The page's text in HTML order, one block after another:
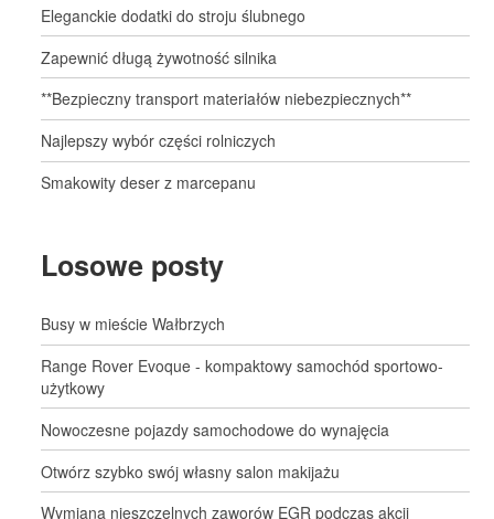
Eleganckie dodatki do stroju ślubnego
Zapewnić długą żywotność silnika
**Bezpieczny transport materiałów niebezpiecznych**
Najlepszy wybór części rolniczych
Smakowity deser z marcepanu
Losowe posty
Busy w mieście Wałbrzych
Range Rover Evoque - kompaktowy samochód sportowo-
użytkowy
Nowoczesne pojazdy samochodowe do wynajęcia
Otwórz szybko swój własny salon makijażu
Wymiana nieszczelnych zaworów EGR podczas akcji